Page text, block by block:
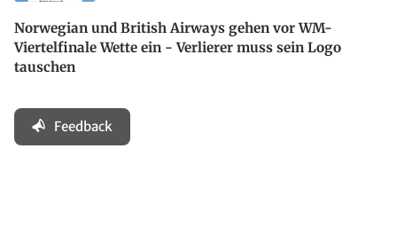
Norwegian und British Airways gehen vor WM-
Viertelfinale Wette ein - Verlierer muss sein Logo
tauschen
Feedback